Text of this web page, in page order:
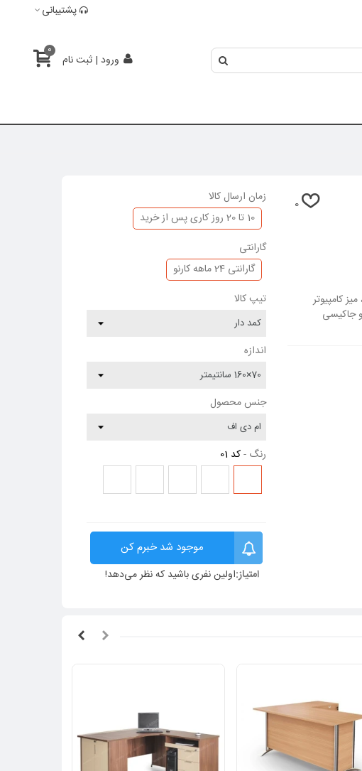
پشتیبانی
ورود | ثبت نام
0
0
کامپیوتر
جاکیسی
زمان ارسال کالا
10 تا 20 روز کاری پس از خرید
گارانتی
گارانتی 24 ماهه کارنو
تیپ کالا
اندازه
جنس محصول
رنگ -کد 01
موجود شد خبرم کن
امتیاز:اولین نفری باشید که نظر می‌دهد!